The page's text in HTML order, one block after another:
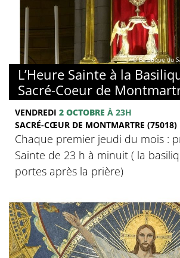
© Basilique du
L’Heure Sainte à la
Sacré-Coeur de
VENDREDI 2 OCTOBRE À 23H
SACRÉ-CŒUR DE MONTMARTRE (75018)
Chaque premier jeudi du mois :
Sainte de 23 h à minuit ( la
portes après la prière)